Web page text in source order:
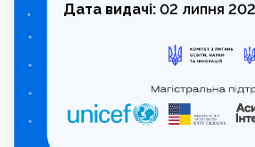
Дата видачі: 02 липня